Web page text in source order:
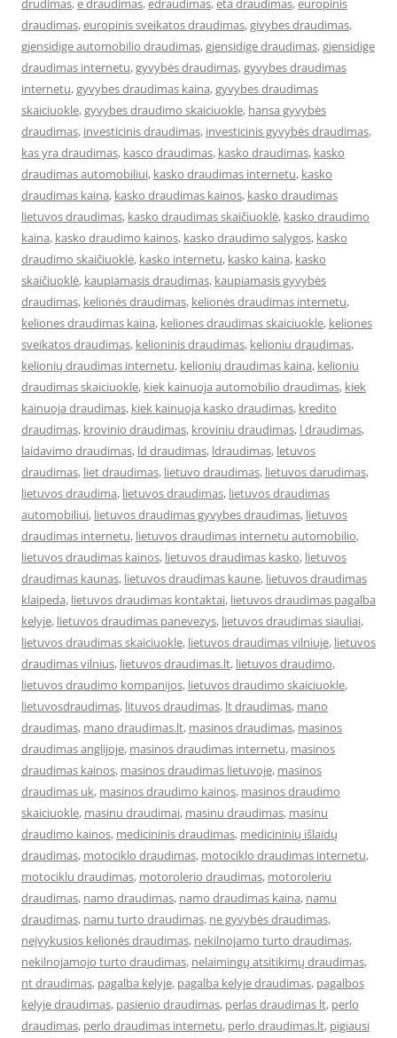
drudimas,e draudimas,edraudimas,eta draudimas,europinis
draudimas,europinis sveikatos draudimas,givybes draudimas,
gjensidige automobilio draudimas,gjensidige draudimas,gjensidige
draudimas internetu,gyvybės draudimas,gyvybes draudimas
internetu,gyvybes draudimas kaina,gyvybes draudimas
skaiciuokle,gyvybes draudimo skaiciuokle, hansa gyvybės
draudimas, investicinis draudimas, investicinis gyvybės draudimas,
kas yra draudimas, kasco draudimas, kasko draudimas, kasko
draudimas automobiliui, kasko draudimas internetu, kasko
draudimas kaina, kasko draudimas kainos, kasko draudimas
lietuvos draudimas, kasko draudimas skaičiuoklė, kasko draudimo
kaina, kasko draudimo kainos, kasko draudimo salygos, kasko
draudimo skaičiuoklė, kasko internetu, kasko kaina, kasko
skaičiuoklė, kaupiamasis draudimas, kaupiamasis gyvybės
draudimas, kelionės draudimas, kelionės draudimas internetu,
keliones draudimas kaina, keliones draudimas skaiciuokle, keliones
sveikatos draudimas, kelioninis draudimas, kelioniu draudimas,
kelionių draudimas internetu, kelionių draudimas kaina, kelioniu
draudimas skaiciuokle, kiek kainuoja automobilio draudimas, kiek
kainuoja draudimas, kiek kainuoja kasko draudimas, kredito
draudimas, krovinio draudimas, kroviniu draudimas, l draudimas,
laidavimo draudimas, ld draudimas, ldraudimas, letuvos
draudimas, liet draudimas, lietuvo draudimas, lietuvos darudimas,
lietuvos draudima, lietuvos draudimas, lietuvos draudimas
automobiliui, lietuvos draudimas gyvybes draudimas, lietuvos
draudimas internetu, lietuvos draudimas internetu automobilio,
lietuvos draudimas kainos, lietuvos draudimas kasko, lietuvos
draudimas kaunas, lietuvos draudimas kaune, lietuvos draudimas
klaipeda, lietuvos draudimas kontaktai, lietuvos draudimas pagalba
kelyje, lietuvos draudimas panevezys, lietuvos draudimas siauliai,
lietuvos draudimas skaiciuokle, lietuvos draudimas vilniuje, lietuvos
draudimas vilnius, lietuvos draudimas.lt, lietuvos draudimo,
lietuvos draudimo kompanijos, lietuvos draudimo skaiciuokle,
lietuvosdraudimas, lituvos draudimas, lt draudimas, mano
draudimas, mano draudimas.lt, masinos draudimas, masinos
draudimas anglijoje, masinos draudimas internetu, masinos
draudimas kainos, masinos draudimas lietuvoje, masinos
draudimas uk, masinos draudimo kainos, masinos draudimo
skaiciuokle, masinu draudimai, masinu draudimas, masinu
draudimo kainos, medicininis draudimas, medicininių išlaidų
draudimas, motociklo draudimas, motociklo draudimas internetu,
motociklu draudimas, motorolerio draudimas, motoroleriu
draudimas, namo draudimas, namo draudimas kaina, namu
draudimas, namu turto draudimas, ne gyvybės draudimas,
neįvykusios kelionės draudimas, nekilnojamo turto draudimas,
nekilnojamojo turto draudimas, nelaimingų atsitikimų draudimas,
nt draudimas, pagalba kelyje, pagalba kelyje draudimas, pagalbos
kelyje draudimas, pasienio draudimas, perlas draudimas lt, perlo
draudimas, perlo draudimas internetu, perlo draudimas.lt, pigiausi